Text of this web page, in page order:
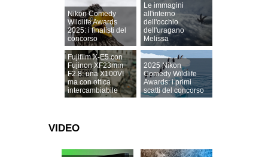
Nikon Comedy
Wildlife Awards
2025: i finalisti del
concorso
Le immagini
all'interno
dell'occhio
dell'uragano
Melissa
Fujifilm X-E5 con
Fujinon XF23mm
F2.8: una X100VI
ma con ottica
intercambiabile
2025 Nikon
Comedy Wildlife
Awards: i primi
scatti del concorso
VIDEO